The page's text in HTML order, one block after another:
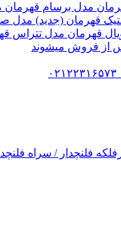
قهرمان مدل برسام
قهرمان (جدید)
قهرمان مدل تتراس
فلنچدار / سراه